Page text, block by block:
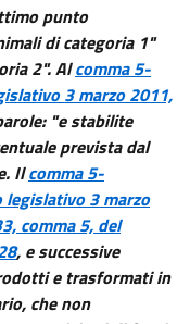
punto
di categoria 1"
2". Alcomma 5-
3 marzo 2011,
"e stabilite
prevista dal
Ilcomma 5-
3 marzo
comma 5, del
, e successive
e trasformati in
che non